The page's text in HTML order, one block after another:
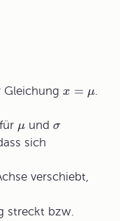
Gleichung x = μ.
μ undσ
sich
verschiebt,
streckt bzw.